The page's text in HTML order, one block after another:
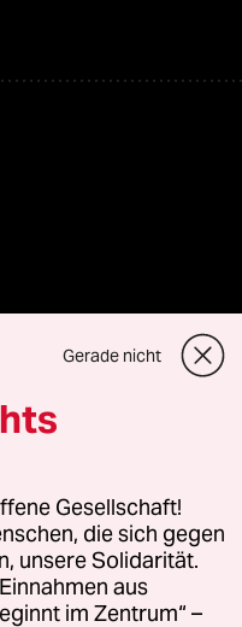
oder für Genehmigungen
Richtlinien
Gerade nicht
Gesellschaft!
die sich gegen
unsere Solidarität.
aus
im Zentrum“ –